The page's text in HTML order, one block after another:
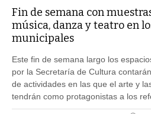
Fin de semana con
música, danza y teatro en
municipales
Este fin de semana largo los
por la Secretaría de Cultura
de actividades en las que el arte y
tendrán como protagonistas a los